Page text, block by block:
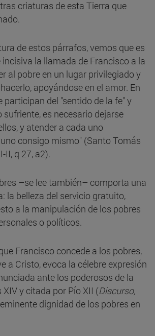
criaturas de esta Tierra que
de estos párrafos, vemos que es
la llamada de Francisco a la
al pobre en un lugar privilegiado y
apoyándose en el amor. En
participan del "sentido de la fe" y
sufriente, es necesario dejarse
y atender a cada uno
consigo mismo" (Santo Tomás
II, q 27, a2).
–se lee también– comporta una
la belleza del servicio gratuito,
a la manipulación de los pobres
o políticos.
Francisco concede a los pobres,
a Cristo, evoca la célebre expresión
ante los poderosos de la
XIV y citada por Pío XII (Discurso,
dignidad de los pobres en